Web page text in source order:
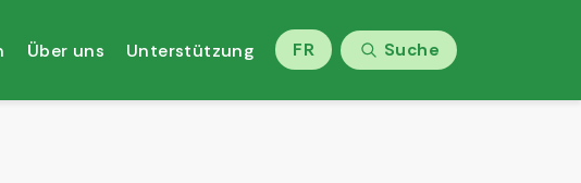
Über uns Unterstützung FR Suche